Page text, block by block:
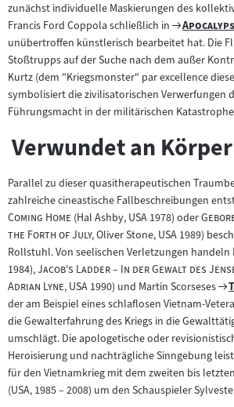
zunächst individuelle Maskierungen des
Francis Ford Coppola schließlich in
Zum
"
unübertroffen künstlerisch bearbeitet hat. Die
Stoßtrupps auf der Suche nach dem außer
Kurtz (dem "Kriegsmonster" par excellence
symbolisiert die zivilisatorischen Verwerfungen
Führungsmacht in der militärischen
Verwundet an
Parallel zu dieser quasitherapeutischen
zahlreiche cineastische Fallbeschreibungen
Coming Home "(Hal Ashby, USA 1978) oder"
the Forth of July,"Oliver Stone, USA 1989)
Rollstuhl. Von seelischen Verletzungen handeln
1984),"
Jacob's Ladder – In der Gewalt des
Adrian Lyne", USA 1990) und Martin Scorseses "
der am Beispiel eines schlaflosen Vietnam-
die Gewalterfahrung des Kriegs in die
umschlägt. Die apologetische oder
Heroisierung und nachträgliche Sinngebung
für den Vietnamkrieg mit dem zweiten bis
(USA, 1985 – 2008) um den Schauspieler